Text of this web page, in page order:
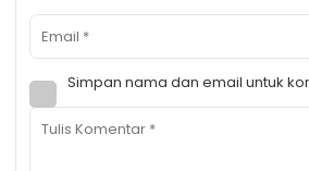
Simpan nama dan email untuk